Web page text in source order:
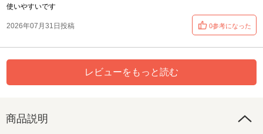
使いやすいです
2026年07月31日投稿 0参考になった
レビューをもっと読む
商品説明